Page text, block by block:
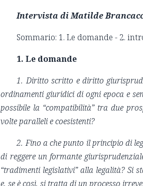
Intervista di Matilde
Sommario: 1. Le domande - 2.
1. Le domande
1. Diritto scritto e diritto
ordinamenti giuridici di ogni epoca e
possibile la “compatibilità” tra due
volte paralleli e coesistenti?
2. Fino a che punto il principio di
di reggere un formante
“tradimenti legislativi” alla legalità? Si
e, se è così, si tratta di un processo